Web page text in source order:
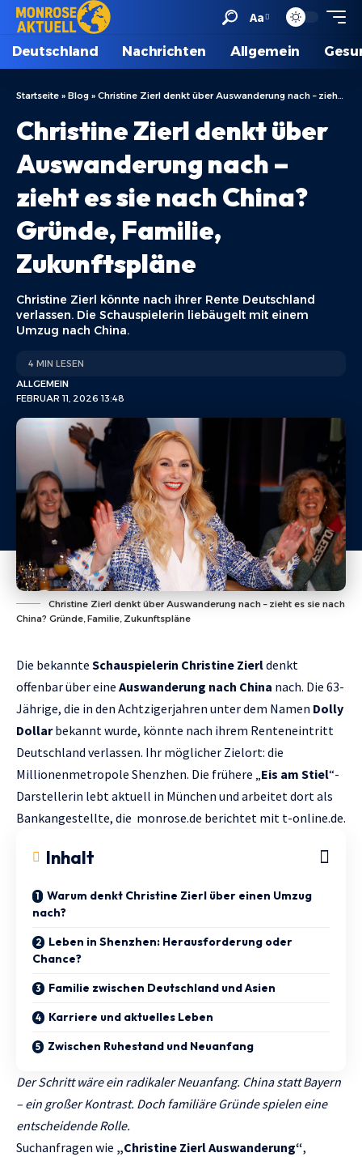
Aa
Deutschland Nachrichten Allgemein
Startseite » Blog » Christine Zierl denkt über Auswanderung nach – zieht es sie nach China? Gründe, Familie, Zukunftspläne
Christine Zierl denkt über
Auswanderung nach –
zieht es sie nach China?
Gründe, Familie,
Zukunftspläne
Christine Zierl könnte nach ihrer Rente Deutschland
verlassen. Die Schauspielerin liebäugelt mit einem
Umzug nach China.
FEBRUAR 11, 2026 13:48
ALLGEMEIN
4 MIN LESEN
Christine Zierl denkt über Auswanderung nach – zieht es sie nach
China? Gründe, Familie, Zukunftspläne
Die bekannte Schauspielerin Christine Zierldenkt
offenbar über eine Auswanderung nach China nach. Die 63-
Jährige, die in den Achtzigerjahren unter dem Namen Dolly
Dollarbekannt wurde, könnte nach ihrem Renteneintritt
Deutschland verlassen. Ihr möglicher Zielort: die
Millionenmetropole Shenzhen. Die frühere „Eis am Stiel“-
Darstellerin lebt aktuell in München und arbeitet dort als
Bankangestellte, die monrose.de berichtet mit t-online.de.
Inhalt
Warum denkt Christine Zierl über einen Umzug
nach?
Leben in Shenzhen: Herausforderung oder
Chance?
Familie zwischen Deutschland und Asien
Karriere und aktuelles Leben
Zwischen Ruhestand und Neuanfang
Der Schritt wäre ein radikaler Neuanfang. Сhina statt Bayern
– ein großer Kontrast. Doch familiäre Gründe spielen eine
entscheidende Rolle.
Suchanfragen wie „Christine Zierl Auswanderung“,